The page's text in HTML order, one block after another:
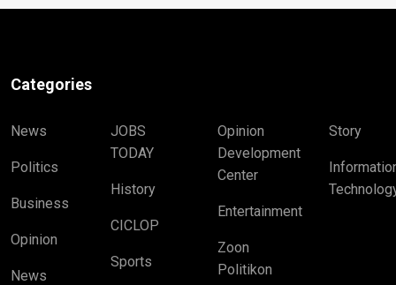
Categories
News
Politics
Business
Opinion
News
JOBS
TODAY
History
CICLOP
Sports
Opinion
Development
Center
Entertainment
Zoon
Politikon
Story